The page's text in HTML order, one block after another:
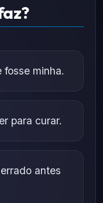
minha.
para curar.
antes